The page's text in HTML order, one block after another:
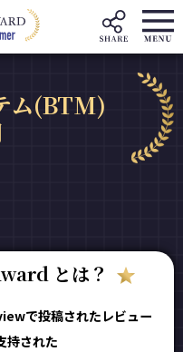
ム(BTM)
とは？
で投稿されたレビュー
持された